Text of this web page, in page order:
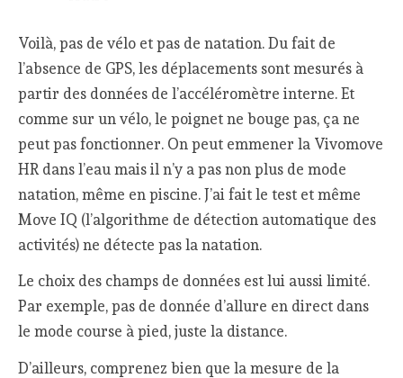
Voilà, pas de vélo et pas de natation. Du fait de
l’absence de GPS, les déplacements sont mesurés à
partir des données de l’accéléromètre interne. Et
comme sur un vélo, le poignet ne bouge pas, ça ne
peut pas fonctionner. On peut emmener la Vivomove
HR dans l’eau mais il n’y a pas non plus de mode
natation, même en piscine. J’ai fait le test et même
Move IQ (l’algorithme de détection automatique des
activités) ne détecte pas la natation.
Le choix des champs de données est lui aussi limité.
Par exemple, pas de donnée d’allure en direct dans
le mode course à pied, juste la distance.
D’ailleurs, comprenez bien que la mesure de la